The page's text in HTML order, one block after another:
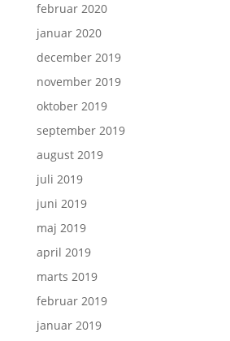
februar 2020
januar 2020
december 2019
november 2019
oktober 2019
september 2019
august 2019
juli 2019
juni 2019
maj 2019
april 2019
marts 2019
februar 2019
januar 2019